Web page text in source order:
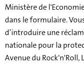
Ministère de
dans le formulaire.
d’introduire une
nationale pour la
Avenue du Rock'n'Roll,